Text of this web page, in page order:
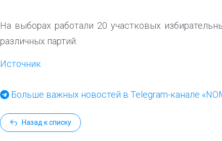
На выборах работали 20 участковых
различных партий.
Источник
Больше важных новостей в Telegram-канале
Назад к списку